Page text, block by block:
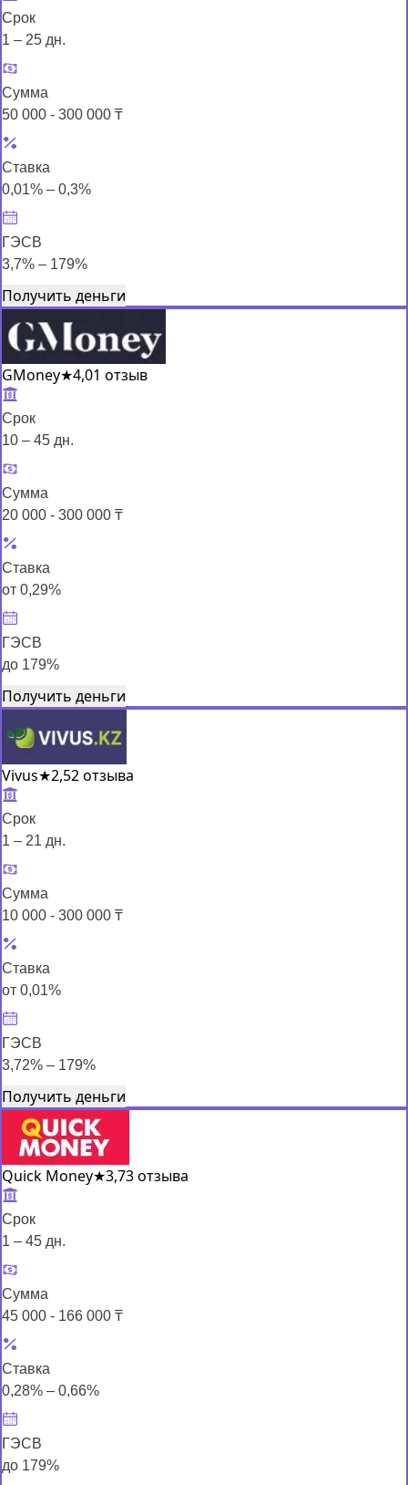
Срок
1 – 25 дн.
Сумма
50 000 - 300 000 ₸
Ставка
0,01% – 0,3%
ГЭСВ
3,7% – 179%
Получить деньги
GMoney★4,01 отзыв
Срок
10 – 45 дн.
Сумма
20 000 - 300 000 ₸
Ставка
от 0,29%
ГЭСВ
до 179%
Получить деньги
Vivus★2,52 отзыва
Срок
1 – 21 дн.
Сумма
10 000 - 300 000 ₸
Ставка
от 0,01%
ГЭСВ
3,72% – 179%
Получить деньги
Quick Money★3,73 отзыва
Срок
1 – 45 дн.
Сумма
45 000 - 166 000 ₸
Ставка
0,28% – 0,66%
ГЭСВ
до 179%